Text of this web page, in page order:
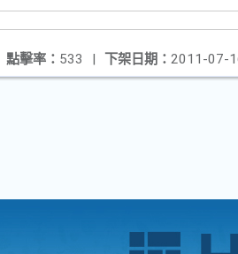
下架日期： 2011-07-
點擊率： 533 |